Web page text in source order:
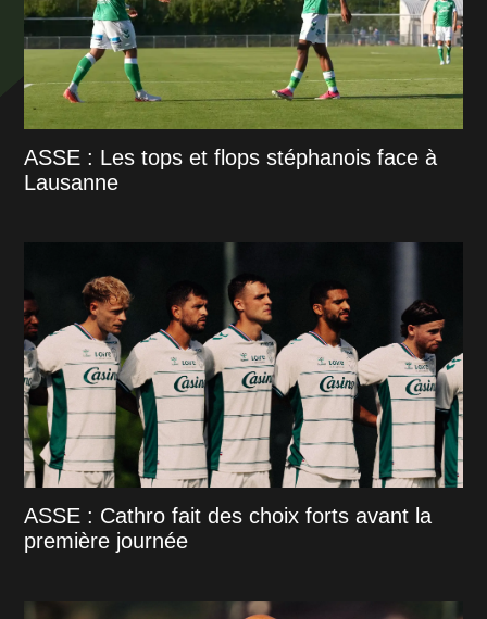
ASSE : Les tops et flops stéphanois face à
Lausanne
ASSE : Cathro fait des choix forts avant la
première journée